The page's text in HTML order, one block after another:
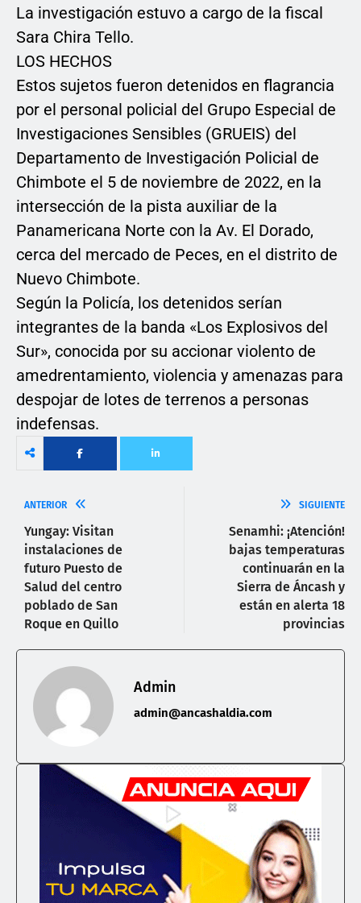
La investigación estuvo a cargo de la fiscal
Sara Chira Tello.
LOS HECHOS
Estos sujetos fueron detenidos en flagrancia
por el personal policial del Grupo Especial de
Investigaciones Sensibles (GRUEIS) del
Departamento de Investigación Policial de
Chimbote el 5 de noviembre de 2022, en la
intersección de la pista auxiliar de la
Panamericana Norte con la Av. El Dorado,
cerca del mercado de Peces, en el distrito de
Nuevo Chimbote.
Según la Policía, los detenidos serían
integrantes de la banda «Los Explosivos del
Sur», conocida por su accionar violento de
amedrentamiento, violencia y amenazas para
despojar de lotes de terrenos a personas
indefensas.
ANTERIOR
Yungay: Visitan
instalaciones de
futuro Puesto de
Salud del centro
poblado de San
Roque en Quillo
SIGUIENTE
Senamhi: ¡Atención!
bajas temperaturas
continuarán en la
Sierra de Áncash y
están en alerta 18
provincias
Admin
admin@ancashaldia.com